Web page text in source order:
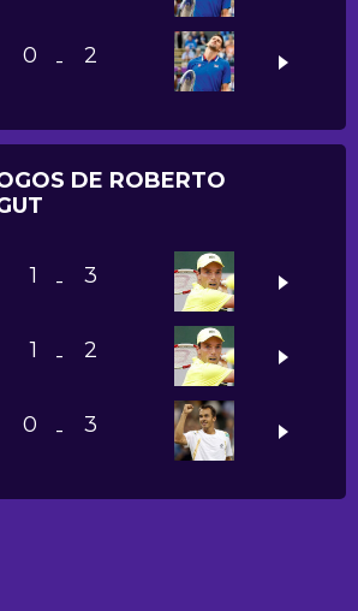
0 - 2
DE ROBERTO
1 - 3
1 - 2
0 - 3